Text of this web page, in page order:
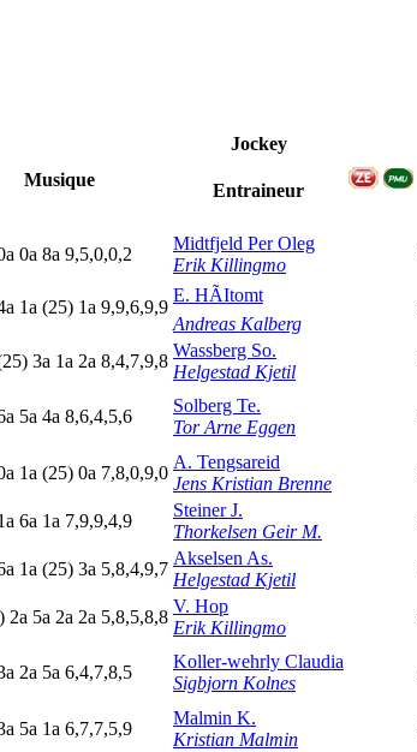
Musique
Jockey
Entraineur
a 0a 8a 9,5,0,0,2
Midtfjeld Per Oleg
Erik Killingmo
a 1a (25) 1a 9,9,6,9,9
E. HÃItomt
Andreas Kalberg
3a 1a 2a 8,4,7,9,8
Wassberg So.
Helgestad Kjetil
a 5a 4a 8,6,4,5,6
Solberg Te.
Tor Arne Eggen
a 1a (25) 0a 7,8,0,9,0
A. Tengsareid
Jens Kristian Brenne
a 6a 1a 7,9,9,4,9
Steiner J.
Thorkelsen Geir M.
a 1a (25) 3a 5,8,4,9,7
Akselsen As.
Helgestad Kjetil
2a 5a 2a 2a 5,8,5,8,8
V. Hop
Erik Killingmo
a 2a 5a 6,4,7,8,5
Koller-wehrly Claudia
Sigbjorn Kolnes
a 5a 1a 6,7,7,5,9
Malmin K.
Kristian Malmin